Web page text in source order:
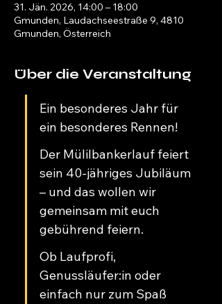
31. Jän. 2026, 14:00 – 18:00
Gmunden, Laudachseestraße 9, 4810
Gmunden, Österreich
Über die Veranstaltung
Ein besonderes Jahr für
ein besonderes Rennen!
Der Mülilbankerlauf feiert
sein 40-jähriges Jubiläum
– und das wollen wir
gemeinsam mit euch
gebührend feiern.
Ob Laufprofi,
Genussläufer:in oder
einfach nur zum Spaß